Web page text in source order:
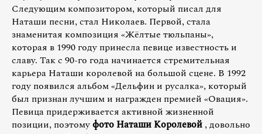
Следующим композитором, который писал для
Наташи песни, стал Николаев. Первой, стала
знаменитая композиция «Жёлтые тюльпаны»,
которая в 1990 году принесла певице известность и
славу. Так с 90-го года начинается стремительная
карьера Наташи королевой на большой сцене. В 1992
году появился альбом «Дельфин и русалка», который
был признан лучшим и награжден премией «Овация».
Певица придерживается активной жизненной
позиции, поэтомуфото Наташи Королевой , довольно